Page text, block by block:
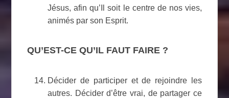
Jésus, afin qu’Il soit le centre de nos vies,
animés par son Esprit.
QU’EST-CE QU’IL FAUT FAIRE ?
Décider de participer et de rejoindre les
autres. Décider d’être vrai, de partager ce